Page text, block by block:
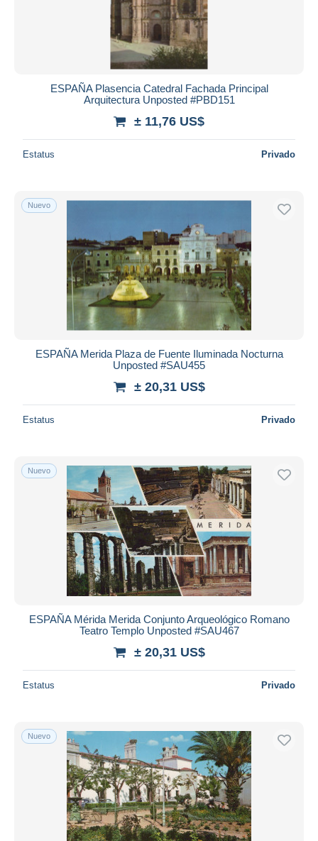
ESPAÑA Plasencia Catedral Fachada Principal
Arquitectura Unposted #PBD151
± 11,76 US$
Estatus Privado
Nuevo
ESPAÑA Merida Plaza de Fuente Iluminada Nocturna
Unposted #SAU455
± 20,31 US$
Estatus Privado
Nuevo
ESPAÑA Mérida Merida Conjunto Arqueológico Romano
Teatro Templo Unposted #SAU467
± 20,31 US$
Estatus Privado
Nuevo